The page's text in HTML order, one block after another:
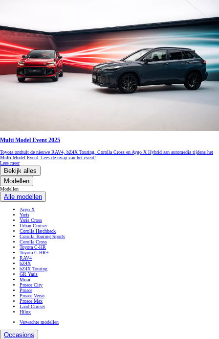
Multi Model Event 2025
Toyota onthult de nieuwe RAV4, bZ4X Touring, Corolla Cross en Aygo X Hybrid aan automedia tijdens het
Multi Model Event. Lees de recap van het event!
Lees meer
Bekijk alles
Modellen
Modellen
Alle modellen
Aygo X
Yaris
Yaris Cross
Urban Cruiser
Corolla Hatchback
Corolla Touring Sports
Corolla Cross
Toyota C-HR
Toyota C-HR+
RAV4
bZ4X
bZ4X Touring
GR Yaris
Mirai
Proace City
Proace
Proace Verso
Proace Max
Land Cruiser
Hilux
Verwachte modellen
Occasions